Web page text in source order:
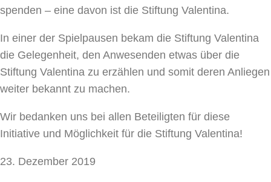
spenden – eine davon ist die Stiftung Valentina.
In einer der Spielpausen bekam die Stiftung Valentina
die Gelegenheit, den Anwesenden etwas über die
Stiftung Valentina zu erzählen und somit deren Anliegen
weiter bekannt zu machen.
Wir bedanken uns bei allen Beteiligten für diese
Initiative und Möglichkeit für die Stiftung Valentina!
23. Dezember 2019